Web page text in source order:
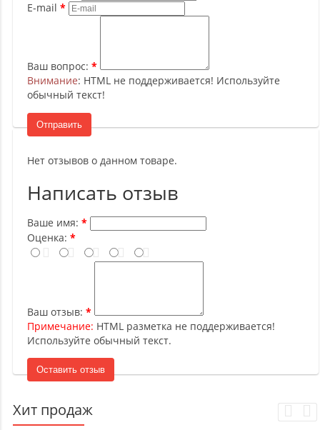
E-mail
Ваш вопрос:
Внимание: HTML не поддерживается! Используйте
обычный текст!
Отправить
Нет отзывов о данном товаре.
Написать отзыв
Ваше имя:
Оценка:
Ваш отзыв:
Примечание: HTML разметка не поддерживается!
Используйте обычный текст.
Оставить отзыв
Хит продаж